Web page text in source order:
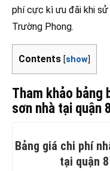
phí cực kì ưu đãi khi
Trường Phong.
Contents [show]
Tham khảo bảng
sơn nhà tại quận
Bảng giá chi phí
tại quận